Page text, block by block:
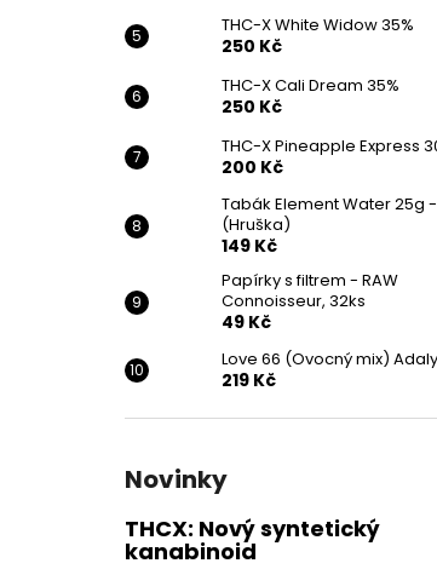
THC-X White Widow 35%
250 Kč
THC-X Cali Dream 35%
250 Kč
THC-X Pineapple Express
200 Kč
Tabák Element Water 25g
(Hruška)
149 Kč
Papírky s filtrem - RAW
Connoisseur, 32ks
49 Kč
Love 66 (Ovocný mix)
219 Kč
Novinky
THCX: Nový syntetický
kanabinoid